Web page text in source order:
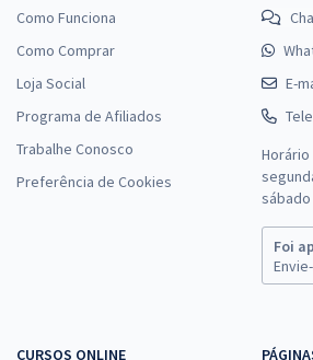
Como Funciona
Como Comprar
Loja Social
Programa de Afiliados
Trabalhe Conosco
Preferência de Cookies
E-
sábado
Foi
CURSOS ONLINE